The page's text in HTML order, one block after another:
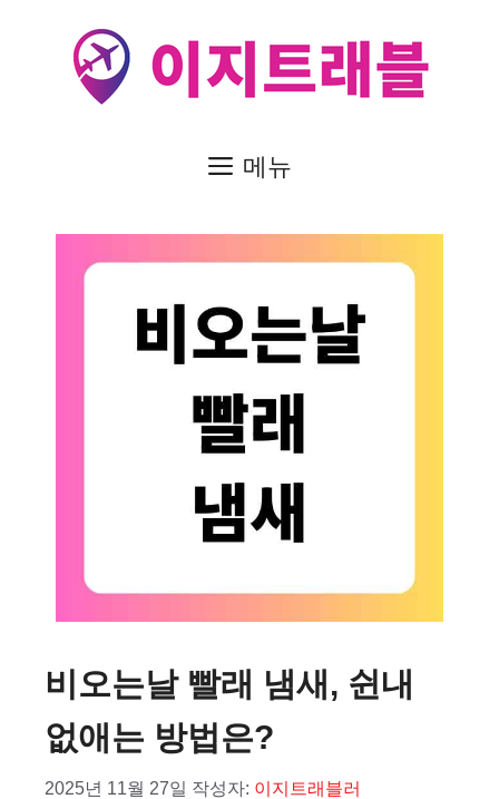
메뉴
비오는날 빨래 냄새, 쉰내
없애는 방법은?
2025년 11월 27일 작성자: 이지트래블러